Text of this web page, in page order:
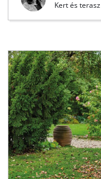
Kert és terasz